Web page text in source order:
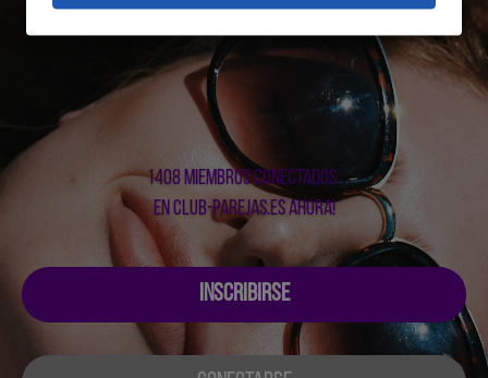
1408 miembros conectados
en club-parejas.es ahora!
INSCRIBIRSE